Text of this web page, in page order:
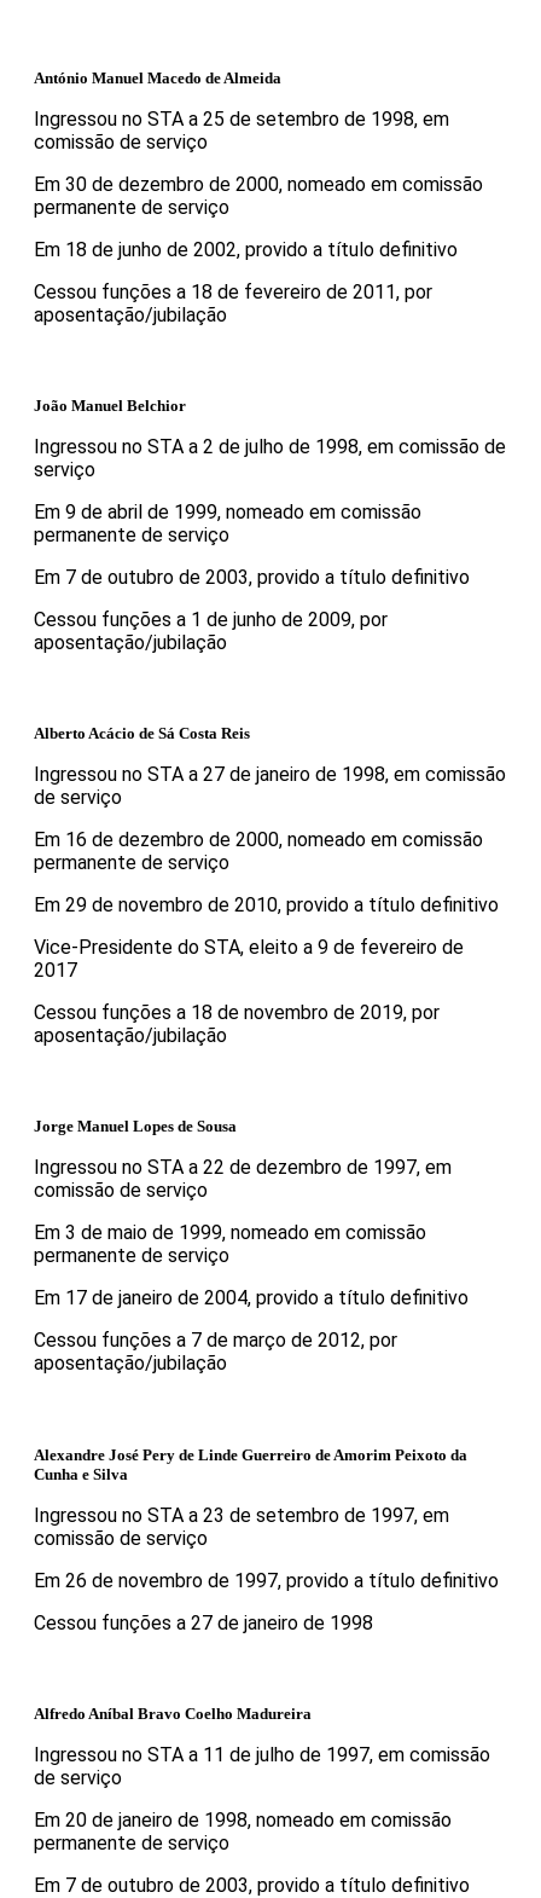
António Manuel Macedo de Almeida
Ingressou no STA a 25 de setembro de 1998, em
comissão de serviço
Em 30 de dezembro de 2000, nomeado em comissão
permanente de serviço
Em 18 de junho de 2002, provido a título definitivo
Cessou funções a 18 de fevereiro de 2011, por
aposentação/jubilação
João Manuel Belchior
Ingressou no STA a 2 de julho de 1998, em comissão de
serviço
Em 9 de abril de 1999, nomeado em comissão
permanente de serviço
Em 7 de outubro de 2003, provido a título definitivo
Cessou funções a 1 de junho de 2009, por
aposentação/jubilação
Alberto Acácio de Sá Costa Reis
Ingressou no STA a 27 de janeiro de 1998, em comissão
de serviço
Em 16 de dezembro de 2000, nomeado em comissão
permanente de serviço
Em 29 de novembro de 2010, provido a título definitivo
Vice-Presidente do STA, eleito a 9 de fevereiro de
2017
Cessou funções a 18 de novembro de 2019, por
aposentação/jubilação
Jorge Manuel Lopes de Sousa
Ingressou no STA a 22 de dezembro de 1997, em
comissão de serviço
Em 3 de maio de 1999, nomeado em comissão
permanente de serviço
Em 17 de janeiro de 2004, provido a título definitivo
Cessou funções a 7 de março de 2012, por
aposentação/jubilação
Alexandre José Pery de Linde Guerreiro de Amorim Peixoto da
Cunha e Silva
Ingressou no STA a 23 de setembro de 1997, em
comissão de serviço
Em 26 de novembro de 1997, provido a título definitivo
Cessou funções a 27 de janeiro de 1998
Alfredo Aníbal Bravo Coelho Madureira
Ingressou no STA a 11 de julho de 1997, em comissão
de serviço
Em 20 de janeiro de 1998, nomeado em comissão
permanente de serviço
Em 7 de outubro de 2003, provido a título definitivo